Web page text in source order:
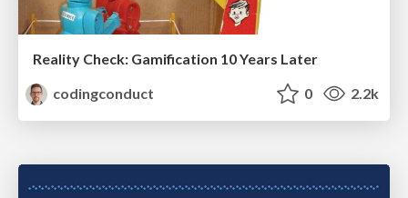
Reality Check: Gamification 10 Years Later
codingconduct
0 2.2k